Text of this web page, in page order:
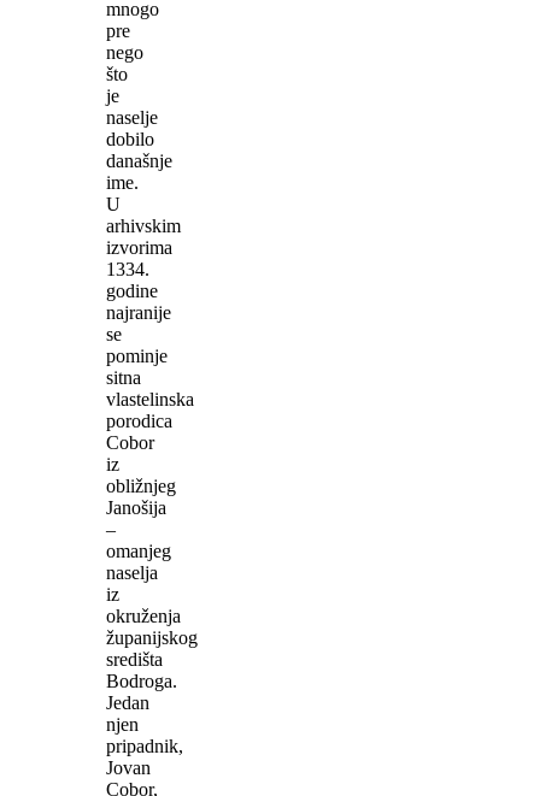
mnogo
pre
nego
što
je
naselje
dobilo
današnje
ime.
U
arhivskim
izvorima
1334.
godine
najranije
se
pominje
sitna
vlastelinska
porodica
Cobor
iz
obližnjeg
Janošija
–
omanjeg
naselja
iz
okruženja
županijskog
središta
Bodroga.
Jedan
njen
pripadnik,
Jovan
Cobor,